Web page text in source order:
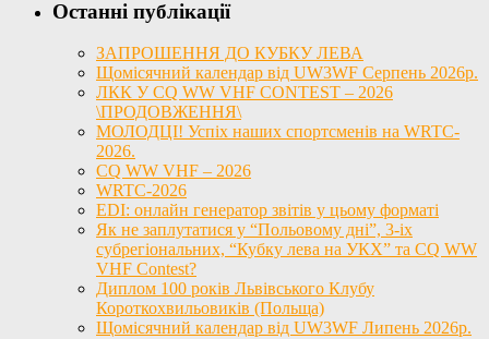
Останні публікації
ЗАПРОШЕННЯ ДО КУБКУ ЛЕВА
Щомісячний календар від UW3WF Серпень 2026р.
ЛКК У CQ WW VHF CONTEST – 2026
\ПРОДОВЖЕННЯ\
МОЛОДЦІ! Успіх наших спортсменів на WRTC-
2026.
CQ WW VHF – 2026
WRTC-2026
EDI: онлайн генератор звітів у цьому форматі
Як не заплутатися у “Польовому дні”, 3-іх
субрегіональних, “Кубку лева на УКХ” та CQ WW
VHF Contest?
Диплом 100 років Львівського Клубу
Короткохвильовиків (Польща)
Щомісячний календар від UW3WF Липень 2026р.